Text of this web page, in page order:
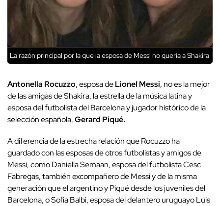
La razón principal por la que la esposa de Messi no quería a Shakira
Antonella Rocuzzo, esposa deLionel Messi, no es la mejor
de las amigas de Shakira, la estrella de la música latina y
esposa del futbolista del Barcelona y jugador histórico de la
selección española,Gerard Piqué.
A diferencia de la estrecha relación que Rocuzzo ha
guardado con las esposas de otros futbolistas y amigos de
Messi, como Daniella Semaan, esposa del futbolista Cesc
Fabregas, también excompañero de Messi y de la misma
generación que el argentino y Piqué desde los juveniles del
Barcelona, o Sofia Balbi, esposa del delantero uruguayo Luis